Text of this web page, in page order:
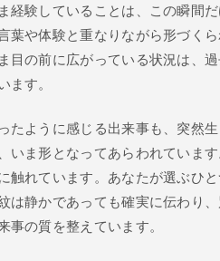
経験していることは、この瞬間
葉や体験と重なりながら形づく
目の前に広がっている状況は、
ます。
たように感じる出来事も、突然
いま形となってあらわれていま
触れています。あなたが選ぶひ
は静かであっても確実に伝わり
事の質を整えています。